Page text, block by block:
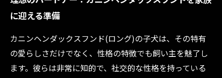
に迎える準備
カニンヘンダックスフンド(ロング)の子犬は、その特有
の愛らしさだけでなく、性格の特徴でも飼い主を魅了し
ます。彼らは非常に知的で、社交的な性格を持っている